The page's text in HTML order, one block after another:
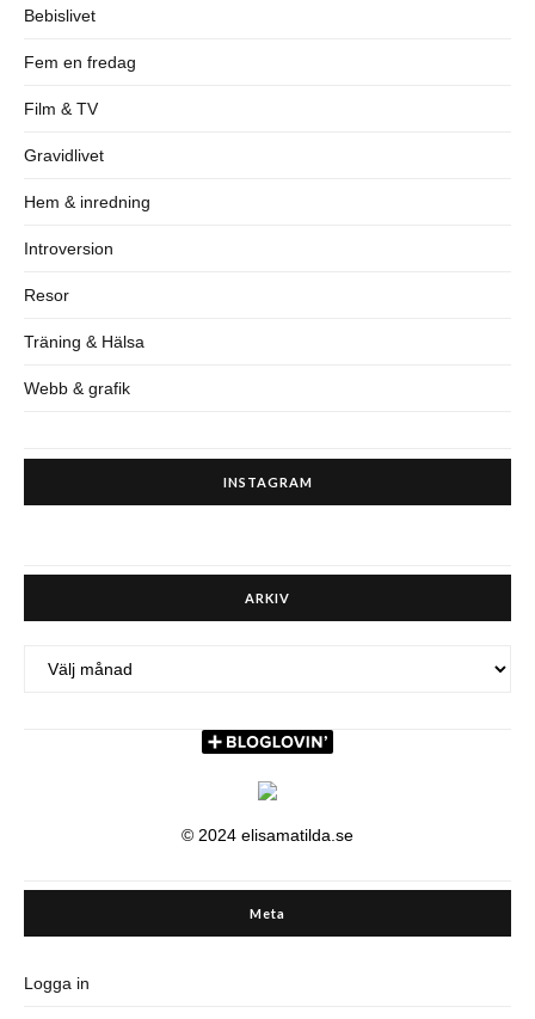
Bebislivet
Fem en fredag
Film & TV
Gravidlivet
Hem & inredning
Introversion
Resor
Träning & Hälsa
Webb & grafik
INSTAGRAM
ARKIV
© 2024 elisamatilda.se
Meta
Logga in